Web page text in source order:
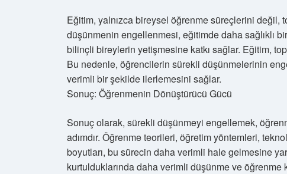
Eğitim, yalnızca bireysel öğrenme süreçlerini
düşünmenin engellenmesi, eğitimde daha sağlıklı
bilinçli bireylerin yetişmesine katkı sağlar. Eğitim,
Bu nedenle, öğrencilerin sürekli düşünmelerinin
verimli bir şekilde ilerlemesini sağlar.
Sonuç: Öğrenmenin Dönüştürücü Gücü
Sonuç olarak, sürekli düşünmeyi engellemek,
adımdır. Öğrenme teorileri, öğretim yöntemleri,
boyutları, bu sürecin daha verimli hale gelmesine
kurtulduklarında daha verimli düşünme ve